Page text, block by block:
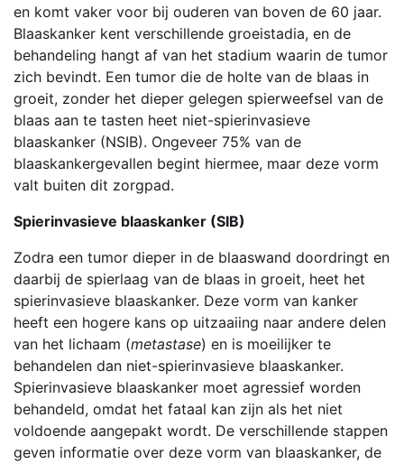
en komt vaker voor bij ouderen van boven de 60 jaar.
Blaaskanker kent verschillende groeistadia, en de
behandeling hangt af van het stadium waarin de tumor
zich bevindt. Een tumor die de holte van de blaas in
groeit, zonder het dieper gelegen spierweefsel van de
blaas aan te tasten heet niet-spierinvasieve
blaaskanker (NSIB). Ongeveer 75% van de
blaaskankergevallen begint hiermee, maar deze vorm
valt buiten dit zorgpad.
Spierinvasieve blaaskanker (SIB)
Zodra een tumor dieper in de blaaswand doordringt en
daarbij de spierlaag van de blaas in groeit, heet het
spierinvasieve blaaskanker. Deze vorm van kanker
heeft een hogere kans op uitzaaiing naar andere delen
van het lichaam (metastase) en is moeilijker te
behandelen dan niet-spierinvasieve blaaskanker.
Spierinvasieve blaaskanker moet agressief worden
behandeld, omdat het fataal kan zijn als het niet
voldoende aangepakt wordt. De verschillende stappen
geven informatie over deze vorm van blaaskanker, de